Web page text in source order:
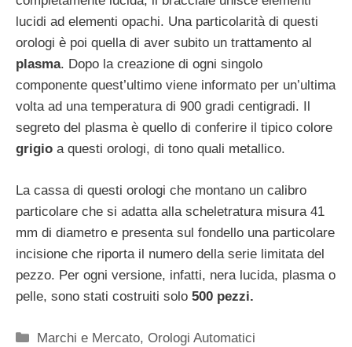
lucidi ad elementi opachi. Una particolarità di questi
orologi è poi quella di aver subito un trattamento al
plasma. Dopo la creazione di ogni singolo
componente quest’ultimo viene informato per un’ultima
volta ad una temperatura di 900 gradi centigradi. Il
segreto del plasma è quello di conferire il tipico colore
grigio a questi orologi, di tono quali metallico.
La cassa di questi orologi che montano un calibro
particolare che si adatta alla scheletratura misura 41
mm di diametro e presenta sul fondello una particolare
incisione che riporta il numero della serie limitata del
pezzo. Per ogni versione, infatti, nera lucida, plasma o
pelle, sono stati costruiti solo 500 pezzi.
Categorie
Marchi e Mercato,Orologi Automatici